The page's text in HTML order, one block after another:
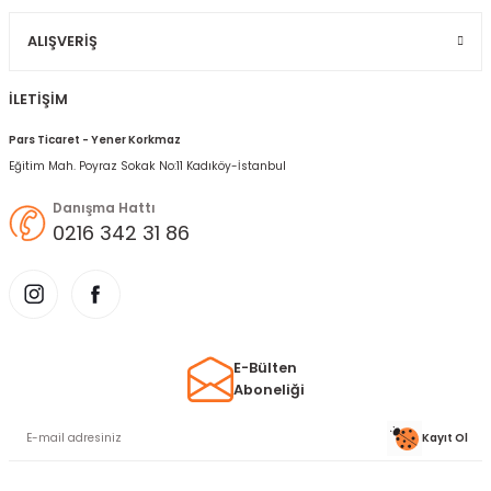
ALIŞVERIŞ
İLETİŞİM
Pars Ticaret - Yener Korkmaz
Eğitim Mah. Poyraz Sokak No:11 Kadıköy-İstanbul
Danışma Hattı
0216 342 31 86
E-Bülten
Aboneliği
Kayıt Ol